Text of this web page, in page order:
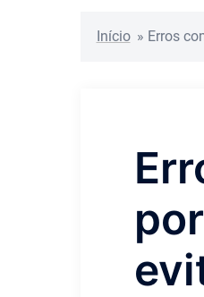
Início » Erros